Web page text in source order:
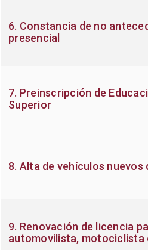
6. Constancia de no
presencial
7. Preinscripción de
Superior
8. Alta de vehículos
9. Renovación de licencia
automovilista,